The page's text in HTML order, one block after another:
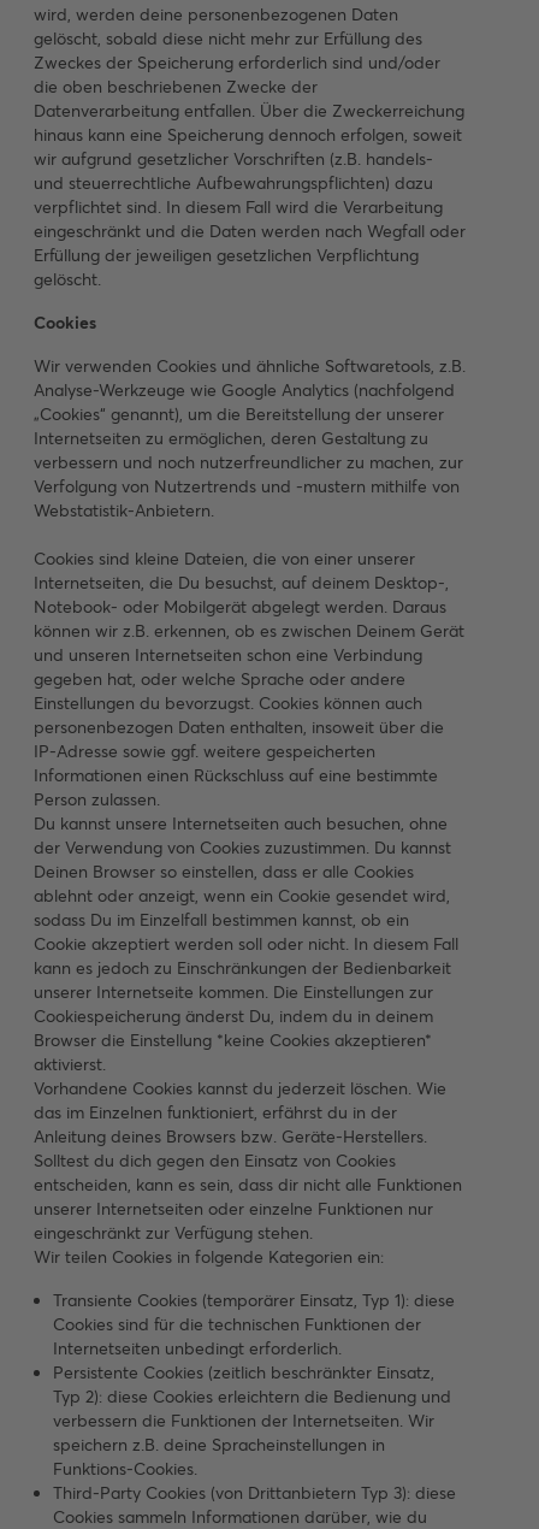
wird, werden deine personenbezogenen Daten
gelöscht, sobald diese nicht mehr zur Erfüllung des
Zweckes der Speicherung erforderlich sind und/oder
die oben beschriebenen Zwecke der
Datenverarbeitung entfallen. Über die Zweckerreichung
hinaus kann eine Speicherung dennoch erfolgen, soweit
wir aufgrund gesetzlicher Vorschriften (z.B. handels-
und steuerrechtliche Aufbewahrungspflichten) dazu
verpflichtet sind. In diesem Fall wird die Verarbeitung
eingeschränkt und die Daten werden nach Wegfall oder
Erfüllung der jeweiligen gesetzlichen Verpflichtung
gelöscht.
Cookies
Wir verwenden Cookies und ähnliche Softwaretools, z.B.
Analyse-Werkzeuge wie Google Analytics (nachfolgend
„Cookies“ genannt), um die Bereitstellung der unserer
Internetseiten zu ermöglichen, deren Gestaltung zu
verbessern und noch nutzerfreundlicher zu machen, zur
Verfolgung von Nutzertrends und -mustern mithilfe von
Webstatistik-Anbietern.
Cookies sind kleine Dateien, die von einer unserer
Internetseiten, die Du besuchst, auf deinem Desktop-,
Notebook- oder Mobilgerät abgelegt werden. Daraus
können wir z.B. erkennen, ob es zwischen Deinem Gerät
und unseren Internetseiten schon eine Verbindung
gegeben hat, oder welche Sprache oder andere
Einstellungen du bevorzugst. Cookies können auch
personenbezogen Daten enthalten, insoweit über die
IP-Adresse sowie ggf. weitere gespeicherten
Informationen einen Rückschluss auf eine bestimmte
Person zulassen.
Du kannst unsere Internetseiten auch besuchen, ohne
der Verwendung von Cookies zuzustimmen. Du kannst
Deinen Browser so einstellen, dass er alle Cookies
ablehnt oder anzeigt, wenn ein Cookie gesendet wird,
sodass Du im Einzelfall bestimmen kannst, ob ein
Cookie akzeptiert werden soll oder nicht. In diesem Fall
kann es jedoch zu Einschränkungen der Bedienbarkeit
unserer Internetseite kommen. Die Einstellungen zur
Cookiespeicherung änderst Du, indem du in deinem
Browser die Einstellung *keine Cookies akzeptieren*
aktivierst.
Vorhandene Cookies kannst du jederzeit löschen. Wie
das im Einzelnen funktioniert, erfährst du in der
Anleitung deines Browsers bzw. Geräte-Herstellers.
Solltest du dich gegen den Einsatz von Cookies
entscheiden, kann es sein, dass dir nicht alle Funktionen
unserer Internetseiten oder einzelne Funktionen nur
eingeschränkt zur Verfügung stehen.
Wir teilen Cookies in folgende Kategorien ein:
Transiente Cookies (temporärer Einsatz, Typ 1): diese
Cookies sind für die technischen Funktionen der
Internetseiten unbedingt erforderlich.
Persistente Cookies (zeitlich beschränkter Einsatz,
Typ 2): diese Cookies erleichtern die Bedienung und
verbessern die Funktionen der Internetseiten. Wir
speichern z.B. deine Spracheinstellungen in
Funktions-Cookies.
Third-Party Cookies (von Drittanbietern Typ 3): diese
Cookies sammeln Informationen darüber, wie du